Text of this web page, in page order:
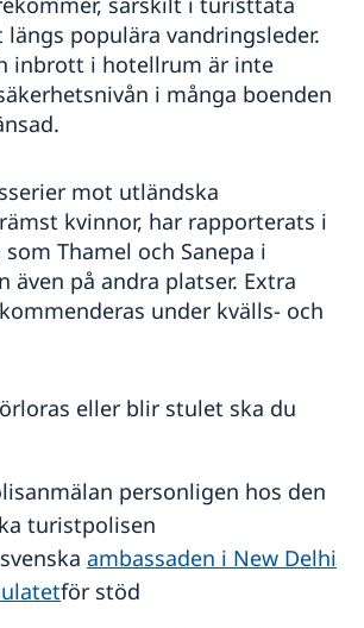
populära vandringsleder.
inbrott i hotellrum är inte
i många boenden
mot utländska
kvinnor, har rapporterats i
Thamel och Sanepa i
även på andra platser. Extra
under kvälls- och
eller blir stulet ska du
personligen hos den
turistpolisen
ambassaden i New Delhi
för stöd